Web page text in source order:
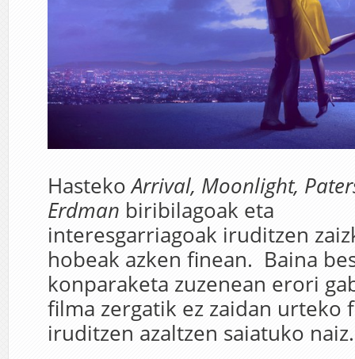
HastekoArrival, Moonlight,
Erdman biribilagoak eta
interesgarriagoak iruditzen
hobeak azken finean. Baina
konparaketa zuzenean erori
filma zergatik ez zaidan urteko
iruditzen azaltzen saiatuko naiz.